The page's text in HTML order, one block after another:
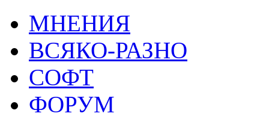
МНЕНИЯ
ВСЯКО-РАЗНО
СОФТ
ФОРУМ